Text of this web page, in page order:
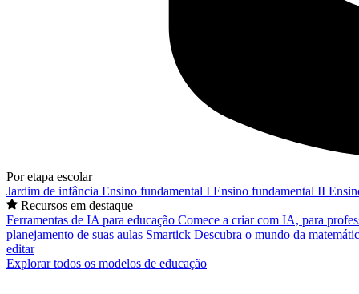
Por etapa escolar
Jardim de infância Ensino fundamental I Ensino fundamental II
Recursos em destaque
Ferramentas de IA para educação Comece a criar com IA, para
planejamento de suas aulas Smartick Descubra o mundo da
editar
Explorar todos os modelos de educação